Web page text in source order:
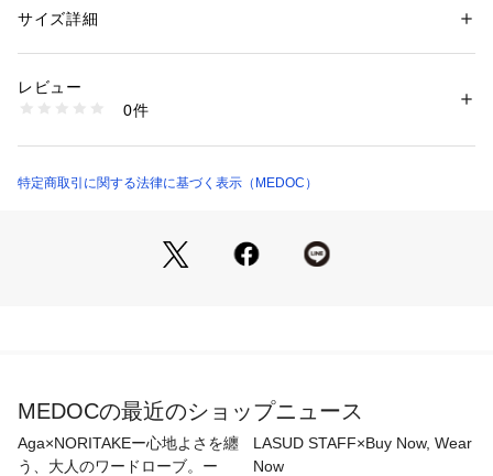
が魅力のポイントです。
肩ラインを覆う華麗なカーブラインが女性らしいあしらいをデ
華が咲き、フォーマルからオケージョンまで幅広く着こなして
性別：レディース
素材：素材 | レーヨン：55％、ナイロン：36％、ポリエステル：9％
伸縮性 | あり
ポケット | なし
商品番号：4150000017125 （モール）
サイズ詳細
レビュー
0件
特定商取引に関する法律に基づく表示（MEDOC）
MEDOCの最近のショップニュース
Aga×NORITAKEー心地よさを纏
う、大人のワードローブ。ー
LASUD STAFF×Buy Now, Wear
Now